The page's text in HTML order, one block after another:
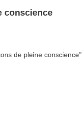
conscience